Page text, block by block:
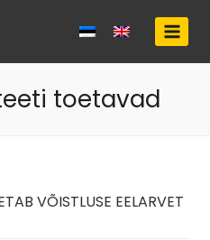
toetavad
VÕISTLUSE EELARVET